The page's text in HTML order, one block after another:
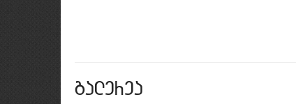
galerea